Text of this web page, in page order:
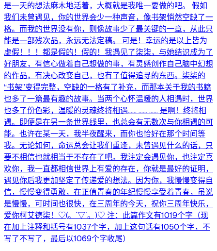
是一天的想法麻木地活着，大概就是我唯一要做的吧。 假如
我们未曾遇见，你的世界会少一种声音，像书架悄然空缺了一
格。而我的世界没有你，则像故事少了最关键的一章，从此只
能是一部残次品，永远无法定稿。 可是！幸运的是以上皆为
虚假！！！都是假的！假的！我遇见了柒柒，与她结识成为了
好朋友，有信心做着自己想做的事，有灵感创作自己脑中幻想
的作品，有决心改变自己，也有了值得追寻的东西。柒柒的
“书架”变得完整，空缺的一格有了补充，而那本关于我的书籍
也多了一篇最有趣的故事。当两个心怀温暖的人相遇时，世界
也多了份色彩，温暖的灵魂终将相遇...... ...... ...... 是啊！终将相
遇。即便是在另一条世界线里，也总会有无数次与你相遇的可
能。也许在某一天，我半夜醒来，而你也恰好在那个时间等
我。无论如何，命运总会让我们重逢，未曾遇见什么的话，只
要不相信也就相当于不存在了吧。我注定会遇见你，也注定喜
欢你，我一直都相信世界上有爱的存在，你就是最好的证明，
遇见你后我更加坚定了传递爱的想法。因为你，我慢慢变得自
信，慢慢变得勇敢，在正值青春的年纪慢慢享受着青春，虽说
是慢慢，可时间也很快，在三周年的今天，祝你三周年快乐，
爱你柯艾德柒！♡(。´▽`。)♡ 注：此篇作文有1019个字（现
在加上注释和括号有1037个字，加上这句话有1050个字，不
写了不写了，最后以1069个字收尾）